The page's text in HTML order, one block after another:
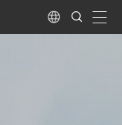
Language
Search
Submit